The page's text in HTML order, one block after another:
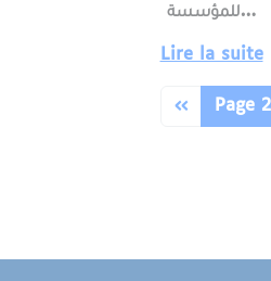
للمؤسسة…
Lire la suite
Page
‹‹ Page 2